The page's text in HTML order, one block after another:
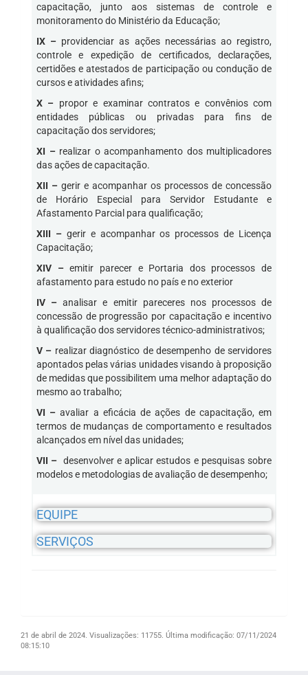
capacitação, junto aos sistemas de controle e
monitoramento do Ministério da Educação;
IX – providenciar as ações necessárias ao registro,
controle e expedição de certificados, declarações,
certidões e atestados de participação ou condução de
cursos e atividades afins;
X – propor e examinar contratos e convênios com
entidades públicas ou privadas para fins de
capacitação dos servidores;
XI –realizar o acompanhamento dos multiplicadores
das ações de capacitação.
XII – gerir e acompanhar os processos de concessão
de Horário Especial para Servidor Estudante e
Afastamento Parcial para qualificação;
XIII –gerir e acompanhar os processos de Licença
Capacitação;
XIV –emitir parecer e Portaria dos processos de
afastamento para estudo no país e no exterior
IV – analisar e emitir pareceres nos processos de
concessão de progressão por capacitação e incentivo
à qualificação dos servidores técnico-administrativos;
V – realizar diagnóstico de desempenho de servidores
apontados pelas várias unidades visando à proposição
de medidas que possibilitem uma melhor adaptação do
mesmo ao trabalho;
VI – avaliar a eficácia de ações de capacitação, em
termos de mudanças de comportamento e resultados
alcançados em nível das unidades;
VII – desenvolver e aplicar estudos e pesquisas sobre
modelos e metodologias de avaliação de desempenho;
EQUIPE
SERVIÇOS
21 de abril de 2024. Visualizações: 11755. Última modificação: 07/11/2024
08:15:10